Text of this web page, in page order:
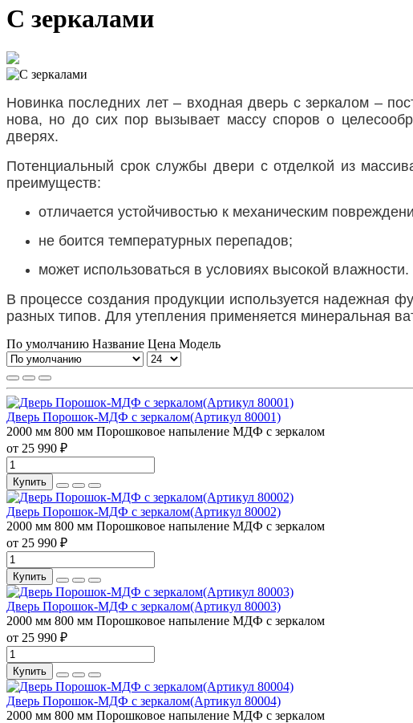
С зеркалами
Новинка последних лет – входная дверь с зеркалом –
нова, но до сих пор вызывает массу споров о
дверях.
Потенциальный срок службы двери с отделкой из
преимуществ:
отличается устойчивостью к механическим
не боится температурных перепадов;
может использоваться в условиях высокой влажности.
В процессе создания продукции используется надежная
разных типов. Для утепления применяется минеральная
По умолчанию Название Цена Модель
Дверь Порошок-МДФ с зеркалом(Артикул 80001)
2000 мм 800 мм Порошковое напыление МДФ с зеркалом
от 25 990 ₽
Купить
Дверь Порошок-МДФ с зеркалом(Артикул 80002)
2000 мм 800 мм Порошковое напыление МДФ с зеркалом
от 25 990 ₽
Купить
Дверь Порошок-МДФ с зеркалом(Артикул 80003)
2000 мм 800 мм Порошковое напыление МДФ с зеркалом
от 25 990 ₽
Купить
Дверь Порошок-МДФ с зеркалом(Артикул 80004)
2000 мм 800 мм Порошковое напыление МДФ с зеркалом